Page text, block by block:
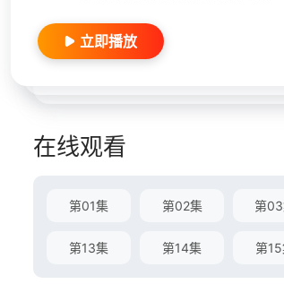
立即播放
在线观看
第01集 第02集 第
第13集 第14集 第